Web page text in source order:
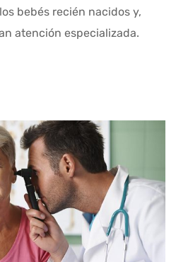
bebés recién nacidos y,
atención especializada.